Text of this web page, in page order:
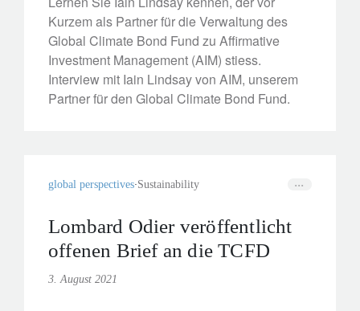
Kurzem als Partner für die Verwaltung des
Global Climate Bond Fund zu Affirmative
Investment Management (AIM) stiess.
Interview mit Iain Lindsay von AIM, unserem
Partner für den Global Climate Bond Fund.
global perspectives Sustainability
Lombard Odier veröffentlicht
offenen Brief an die TCFD
3. August 2021